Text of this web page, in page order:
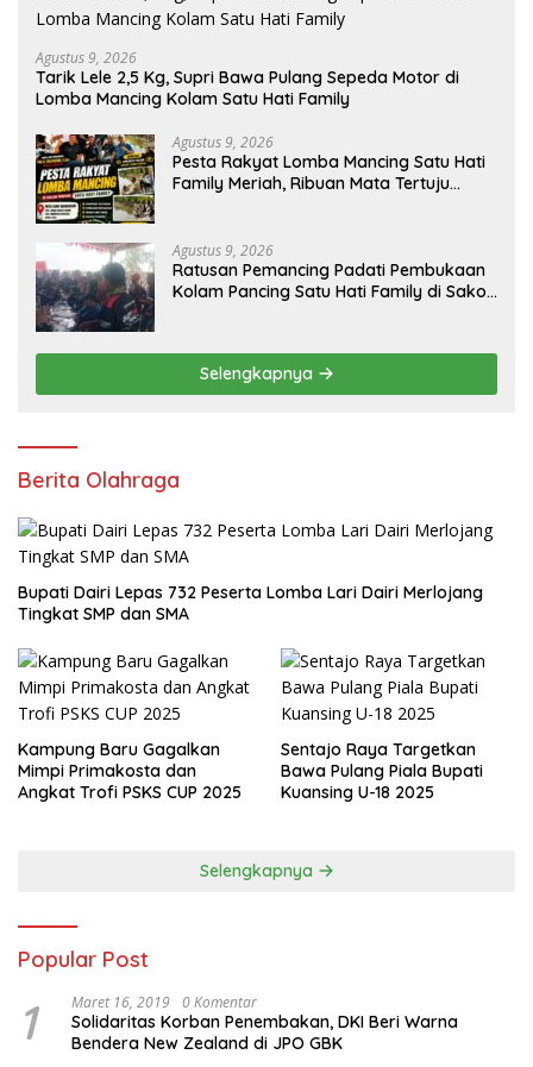
Agustus 9, 2026
Tarik Lele 2,5 Kg, Supri Bawa Pulang Sepeda Motor di
Lomba Mancing Kolam Satu Hati Family
Agustus 9, 2026
Pesta Rakyat Lomba Mancing Satu Hati
Family Meriah, Ribuan Mata Tertuju
Agustus 9, 2026
Ratusan Pemancing Padati Pembukaan
Kolam Pancing Satu Hati Family di Sako
Selengkapnya
Berita Olahraga
Bupati Dairi Lepas 732 Peserta Lomba Lari Dairi Merlojang
Tingkat SMP dan SMA
Kampung Baru Gagalkan
Mimpi Primakosta dan
Angkat Trofi PSKS CUP 2025
Sentajo Raya Targetkan
Bawa Pulang Piala Bupati
Kuansing U-18 2025
Selengkapnya
Popular Post
1 Maret 16, 2019 0 Komentar
Solidaritas Korban Penembakan, DKI Beri Warna
Bendera New Zealand di JPO GBK